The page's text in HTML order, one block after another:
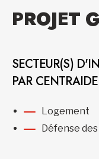
PROJET
SECTEUR(S)
PAR CENTRAIDE
Logement
Défense